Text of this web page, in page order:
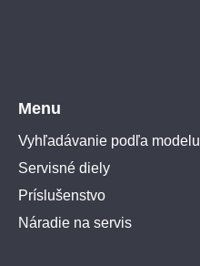
Menu
Vyhľadávanie podľa modelu
Servisné diely
Príslušenstvo
Náradie na servis